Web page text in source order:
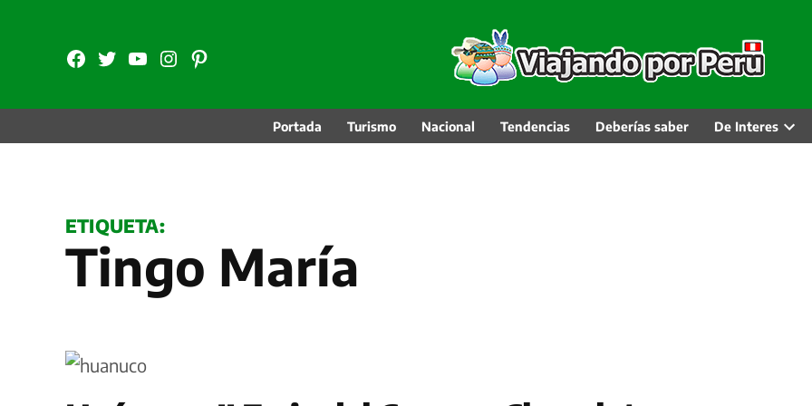
contenidoFB TW YouTubeInstagram
Pinterest
Portada Turismo Nacional Tendencias Deberías saber De Interes
ETIQUETA:
Tingo María